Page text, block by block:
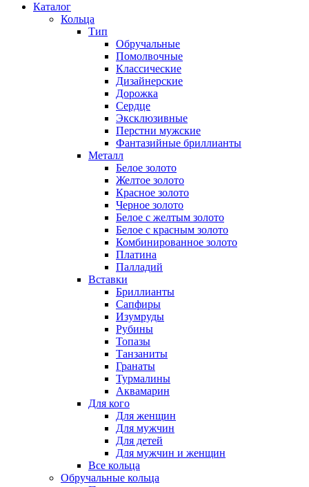
Каталог
Кольца
Тип
Обручальные
Помолвочные
Классические
Дизайнерские
Дорожка
Сердце
Эксклюзивные
Перстни мужские
Фантазийные бриллианты
Металл
Белое золото
Желтое золото
Красное золото
Черное золото
Белое с желтым золото
Белое с красным золото
Комбинированное золото
Платина
Палладий
Вставки
Бриллианты
Сапфиры
Изумруды
Рубины
Топазы
Танзаниты
Гранаты
Турмалины
Аквамарин
Для кого
Для женщин
Для мужчин
Для детей
Для мужчин и женщин
Все кольца
Обручальные кольца